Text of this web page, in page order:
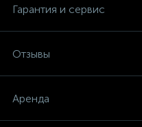
Гарантия и сервис
Отзывы
Аренда